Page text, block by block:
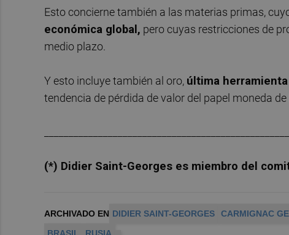
Esto concierne también a las materias primas,
económica global, pero cuyas restricciones de
medio plazo.
Y esto incluye también al oro, última
tendencia de pérdida de valor del papel moneda
(*) Didier Saint-Georges es miembro del
ARCHIVADO EN DIDIER SAINT-GEORGES CARMIGNAC